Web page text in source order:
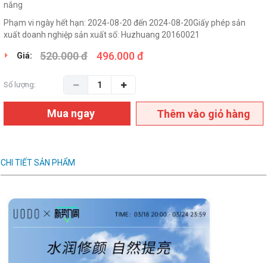
nắng
Phạm vi ngày hết hạn: 2024-08-20 đến 2024-08-20Giấy phép sản
xuất doanh nghiệp sản xuất số: Huzhuang 20160021
Giá: 520.000 đ 496.000 đ
Số lượng:
Mua ngay Thêm vào giỏ hàng
CHI TIẾT SẢN PHẨM